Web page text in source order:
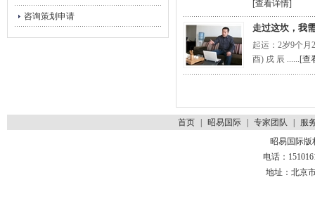
咨询策划申请
[查看详情]
走过这坎，我
起运：2岁9个月
酉) 戌 辰 ......[查
首页 昭易国际 专家团队
服
昭易国际
电话：
地址：北京